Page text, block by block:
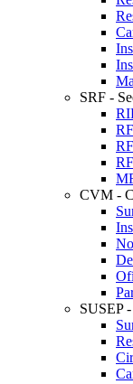
SRF -
CVM -
SUSEP